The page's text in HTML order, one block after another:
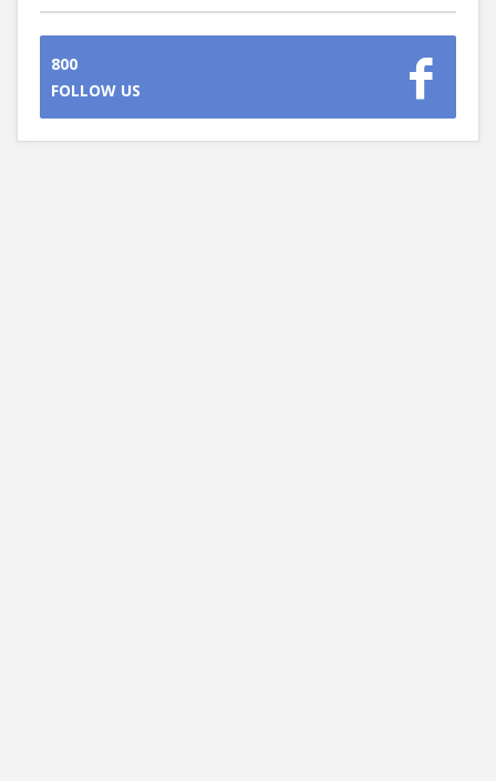
800
FOLLOW US